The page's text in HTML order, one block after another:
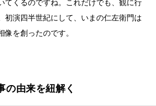
てくるのですね。これだけでも、観に行
初演四半世紀にして、いまの仁左衛門は
像を創ったのです。
の由来を紐解く